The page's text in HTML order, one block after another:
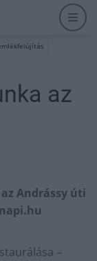
az
Andrássy úti
–